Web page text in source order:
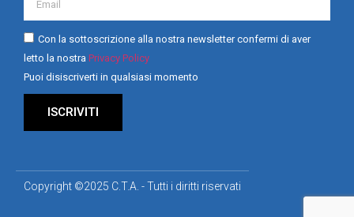
Con la sottoscrizione alla nostra newsletter confermi di aver
letto la nostra Privacy Policy
Puoi disiscriverti in qualsiasi momento
ISCRIVITI
Copyright ©2025 C.T.A. - Tutti i diritti riservati